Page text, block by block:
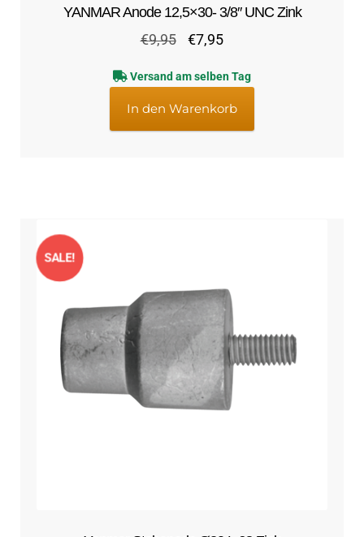
YANMAR Anode 12,5×30- 3/8″ UNC Zink
€9,95
Ursprünglicher
war:
€9,95
€7,95Aktueller
ist:
€7,95.
Versand am selben Tag
In den Warenkorb
SALE!